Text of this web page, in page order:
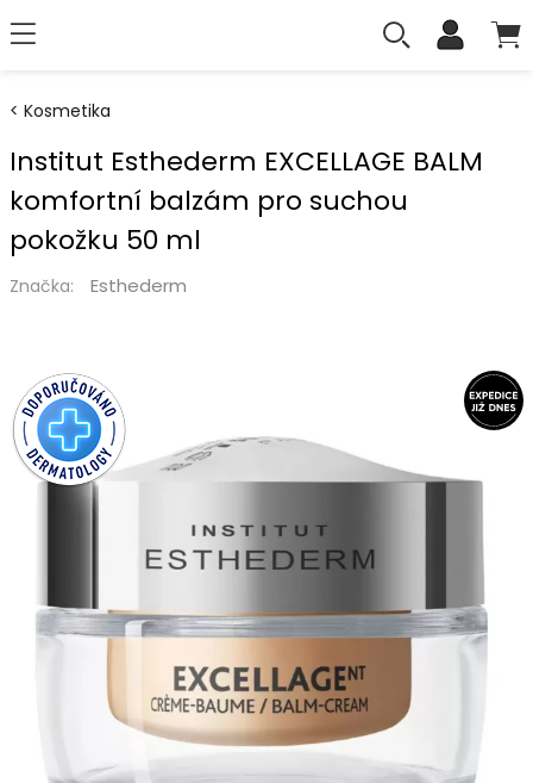
Kosmetika
Institut Esthederm EXCELLAGE BALM
komfortní balzám pro suchou
pokožku 50 ml
Značka: Esthederm